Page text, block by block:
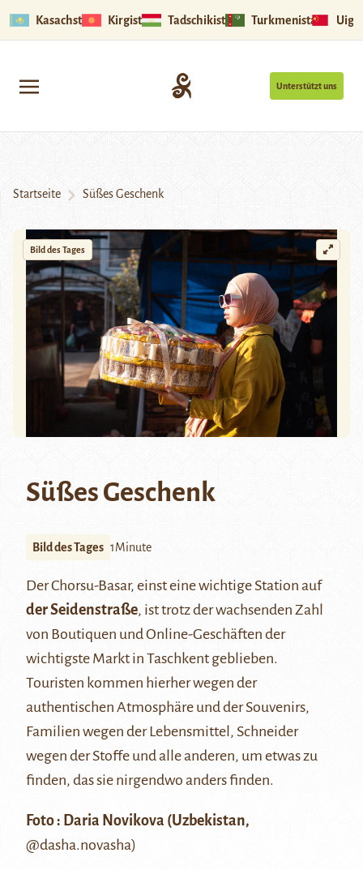
Kasachstan Kirgistan Tadschikistan Turkmenistan
Unterstützt uns
Startseite Süßes Geschenk
Bild des Tages
Süßes Geschenk
Bild des Tages 1Minute
Der Chorsu-Basar, einst eine wichtige Station auf
der Seidenstraße, ist trotz der wachsenden Zahl
von Boutiquen und Online-Geschäften der
wichtigste Markt in Taschkent geblieben.
Touristen kommen hierher wegen der
authentischen Atmosphäre und der Souvenirs,
Familien wegen der Lebensmittel, Schneider
wegen der Stoffe und alle anderen, um etwas zu
finden, das sie nirgendwo anders finden.
Foto : Daria Novikova (Uzbekistan,
@dasha.novasha)